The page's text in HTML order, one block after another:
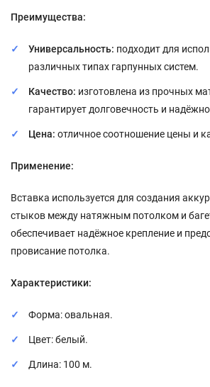
Преимущества:
Универсальность: подходит для
различных типах гарпунных систем.
Качество: изготовлена из прочных
гарантирует долговечность и
Цена: отличное соотношение цены и
Применение:
Вставка используется для создания
стыков между натяжным потолком и
обеспечивает надёжное крепление и
провисание потолка.
Характеристики:
Форма: овальная.
Цвет: белый.
Длина: 100 м.